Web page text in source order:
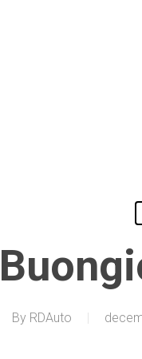
By RDAuto